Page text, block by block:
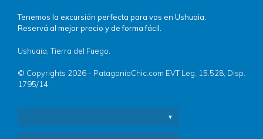
Tenemos la excursión perfecta para vos en Ushuaia.
Reservá al mejor precio y de forma fácil.
Ushuaia, Tierra del Fuego.
© Copyrights 2026 - PatagoniaChic.com EVT Leg. 15.528, Disp.
1795/14.